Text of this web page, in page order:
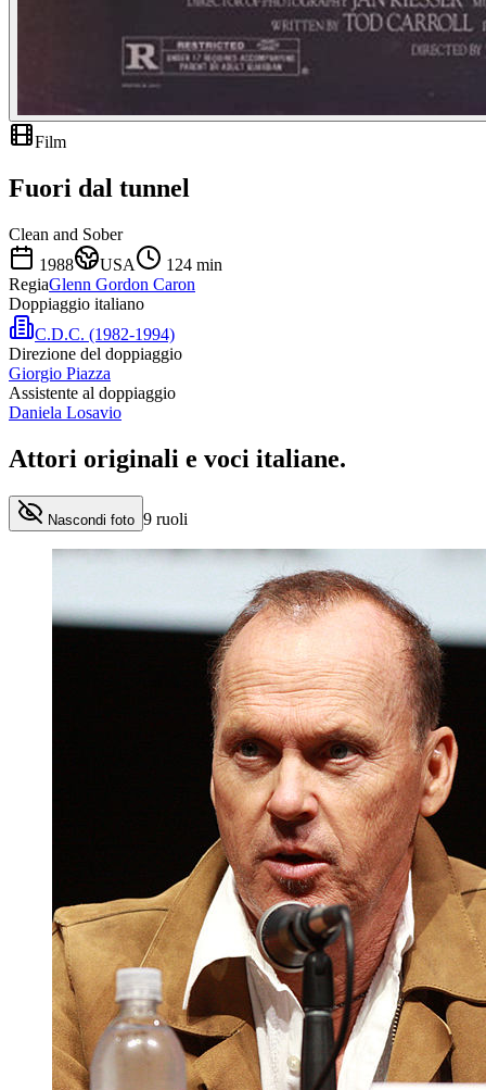
Film
Fuori dal tunnel
Clean and Sober
1988
USA 124 min
RegiaGlenn Gordon Caron
Doppiaggio italiano
C.D.C. (1982-1994)
Direzione del doppiaggio
Giorgio Piazza
Assistente al doppiaggio
Daniela Losavio
Attori originali e voci italiane.
Nascondi foto 9 ruoli